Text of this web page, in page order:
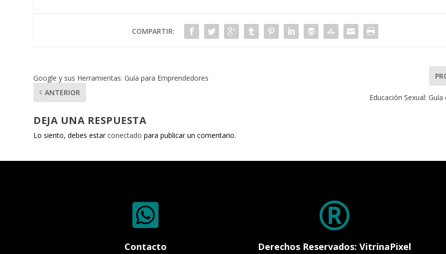
COMPARTIR:
Google y sus Herramientas: Guía para Emprendedores
ANTERIOR
Educación Sexual: Guía
DEJA UNA RESPUESTA
Lo siento, debes estarconectado para publicar un comentario.

Contacto

Derechos Reservados: VitrinaPixel